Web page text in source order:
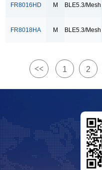
56
256
GPIO
FR8016HD M BLE5.3/Mesh
FR8018HA M BLE5.3/Mesh
<< 1 2